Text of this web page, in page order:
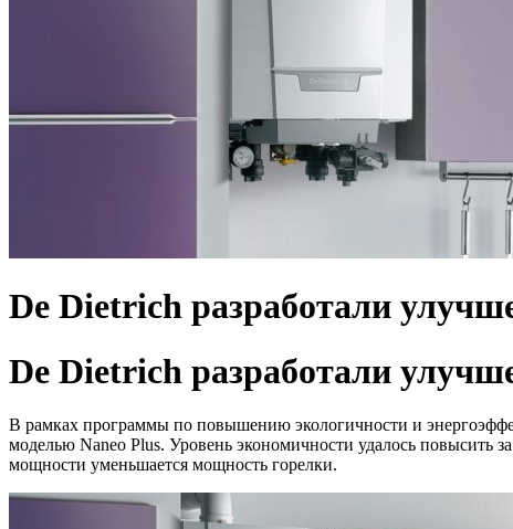
De Dietrich разработали
De Dietrich разработали
В рамках программы по повышению экологичности и
моделью Naneo Plus. Уровень экономичности удалось повысить
мощности уменьшается мощность горелки.